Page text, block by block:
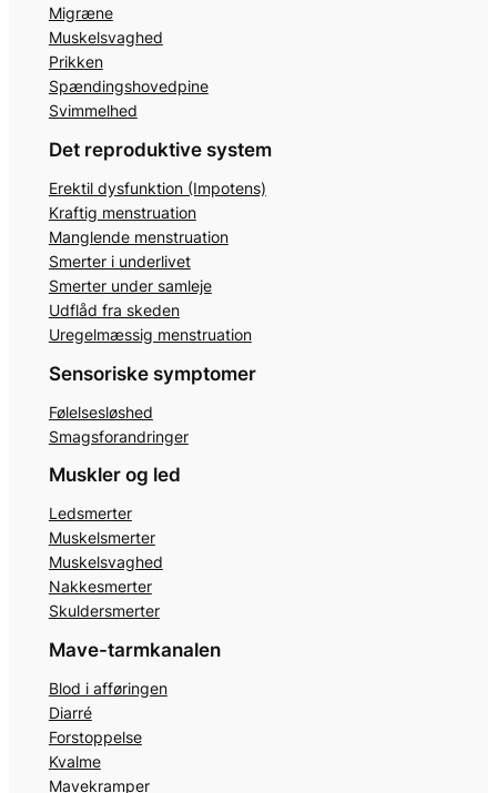
Migræne
Muskelsvaghed
Prikken
Spændingshovedpine
Svimmelhed
Det reproduktive system
Erektil dysfunktion (Impotens)
Kraftig menstruation
Manglende menstruation
Smerter i underlivet
Smerter under samleje
Udflåd fra skeden
Uregelmæssig menstruation
Sensoriske symptomer
Følelsesløshed
Smagsforandringer
Muskler og led
Ledsmerter
Muskelsmerter
Muskelsvaghed
Nakkesmerter
Skuldersmerter
Mave-tarmkanalen
Blod i afføringen
Diarré
Forstoppelse
Kvalme
Mavekramper